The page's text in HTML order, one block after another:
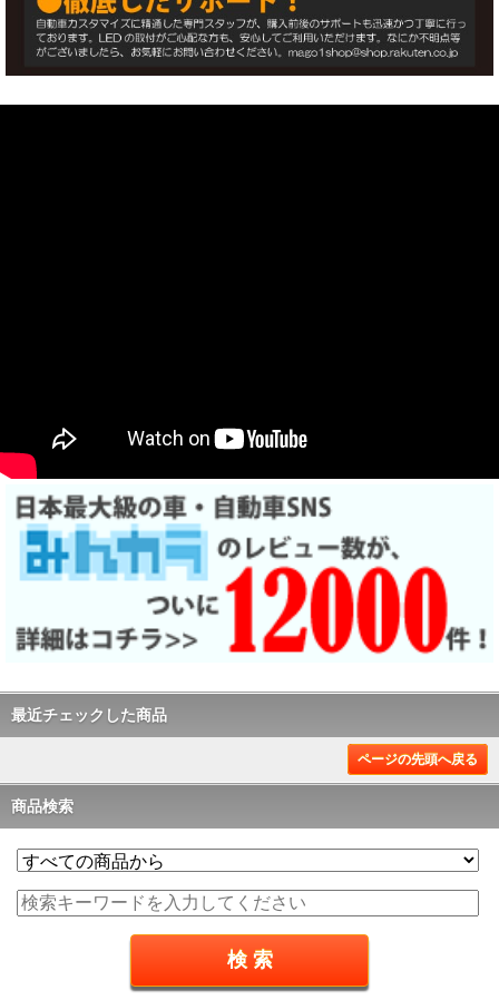
最近チェックした商品
ページの先頭へ戻る
商品検索